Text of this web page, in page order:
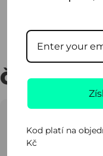
ČASTO
Kod platí na
Kč